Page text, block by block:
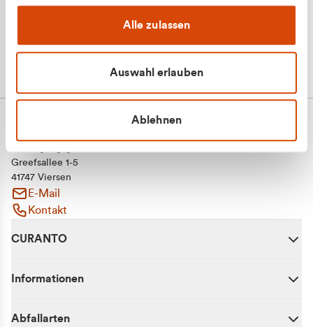
Alle zulassen
Auswahl erlauben
Ablehnen
Greefsallee 1-5
41747 Viersen
E-Mail
Kontakt
CURANTO
Informationen
Abfallarten